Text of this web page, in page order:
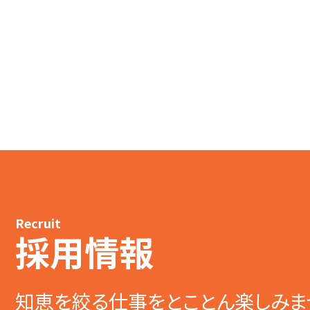
Recruit
採用情報
知恵を絞る仕事をとことん楽しみ